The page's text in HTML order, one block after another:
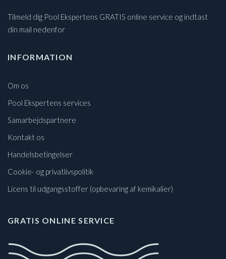
Tilmeld dig Pool Ekspertens GRATIS online service og indtast
din mail nedenfor
INFORMATION
Om os
Pool Ekspertens services
Samarbejdspartnere
Kontakt os
Handelsbetingelser
Cookie- og privatlivspolitik
Licens til udgangsstoffer (opbevaring af kemikalier)
GRATIS ONLINE SERVICE